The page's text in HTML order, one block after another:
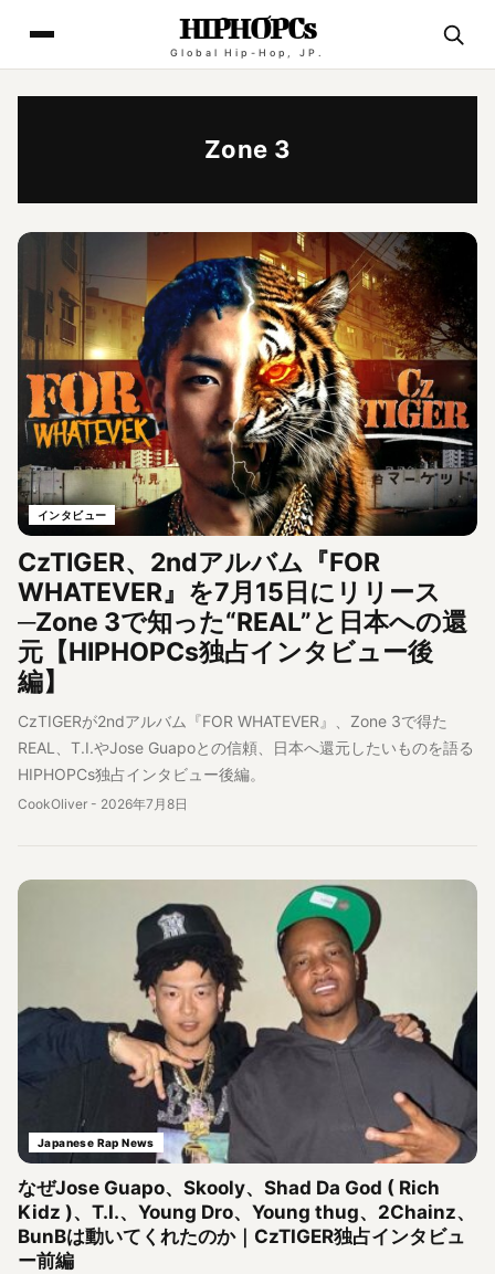
HIPHOPCs
Global Hip-Hop, JP.
Zone 3
インタビュー
CzTIGER、2ndアルバム『FOR
WHATEVER』を7月15日にリリース
─Zone 3で知った“REAL”と日本への還
元【HIPHOPCs独占インタビュー後
編】
CzTIGERが2ndアルバム『FOR WHATEVER』、Zone 3で得た
REAL、T.I.やJose Guapoとの信頼、日本へ還元したいものを語る
HIPHOPCs独占インタビュー後編。
CookOliver - 2026年7月8日
Japanese Rap News
なぜJose Guapo、Skooly、Shad Da God ( Rich
Kidz )、T.I.、Young Dro、Young thug、2Chainz、
BunBは動いてくれたのか｜CzTIGER独占インタビュ
ー前編